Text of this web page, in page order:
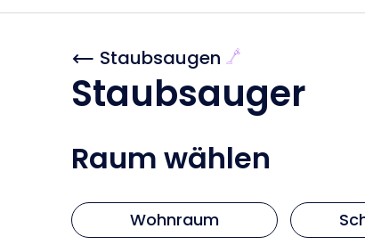
Staubsaugen
Kategorie:
Staubsauger
Raum wählen
Wohnraum